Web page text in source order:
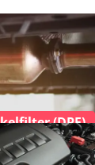
(DPF)